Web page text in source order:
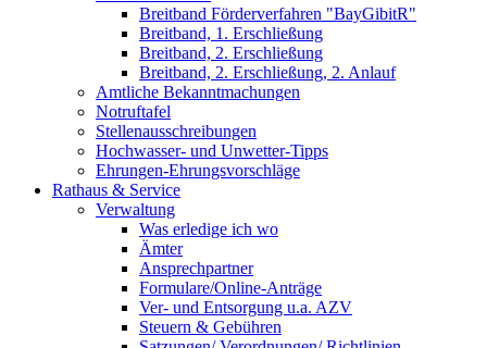
Breitband Förderverfahren "BayGibitR"
Breitband, 1. Erschließung
Breitband, 2. Erschließung
Breitband, 2. Erschließung, 2. Anlauf
Amtliche Bekanntmachungen
Notruftafel
Stellenausschreibungen
Hochwasser- und Unwetter-Tipps
Ehrungen-Ehrungsvorschläge
Rathaus & Service
Verwaltung
Was erledige ich wo
Ämter
Ansprechpartner
Formulare/Online-Anträge
Ver- und Entsorgung u.a. AZV
Steuern & Gebühren